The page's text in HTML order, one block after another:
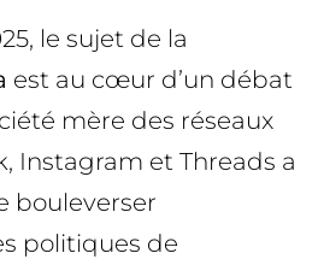
le sujet de la
est au cœur d’un débat
mère des réseaux
Instagram et Threads a
bouleverser
politiques de